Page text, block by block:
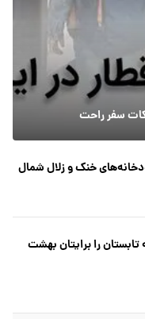
سفر راحت
خنک و زلال شمال
را برایتان بهشت